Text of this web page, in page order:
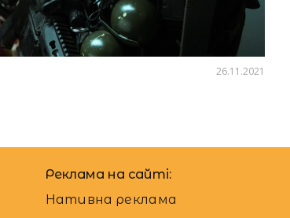
з Netflix створили колекцію макіяжу,
будинок» (ісп. La Casa de Papel).
26.11.2021
Реклама на сайті:
Нативна реклама